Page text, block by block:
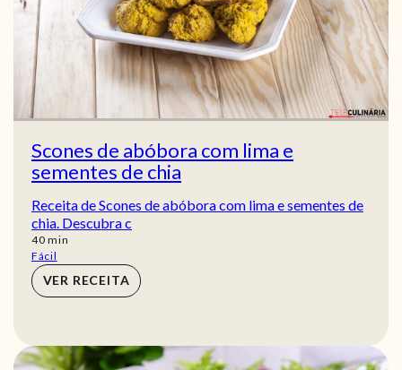
Scones de abóbora com lima e
sementes de chia
Receita de Scones de abóbora com lima e sementes de
chia. Descubra c
40min
min
Fácil
VER RECEITA